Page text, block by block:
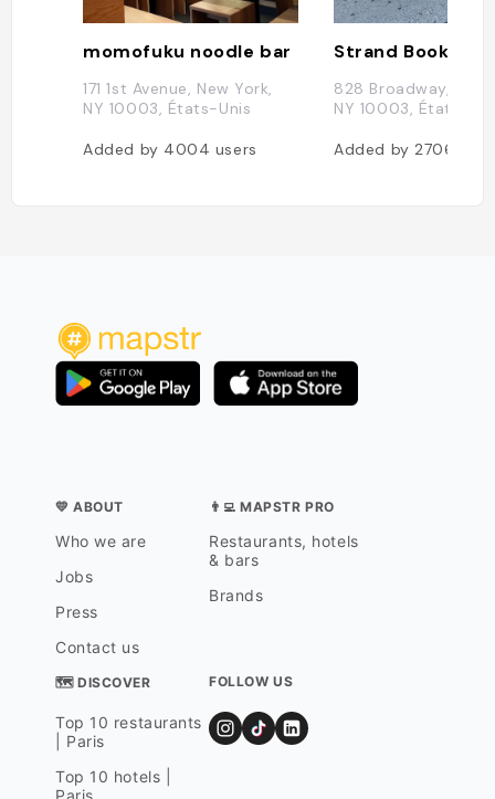
momofuku noodle bar
171 1st Avenue, New York,
NY 10003, États-Unis
Added by 4004 users
Strand
828 Broadway, New
NY 10003, États-
Added by2706
💛 ABOUT
Who we are
Jobs
Press
Contact us
👨‍💻 MAPSTR PRO
Restaurants, hotels
& bars
Brands
🗺 DISCOVER
Top 10 restaurants
| Paris
Top 10 hotels |
FOLLOW US